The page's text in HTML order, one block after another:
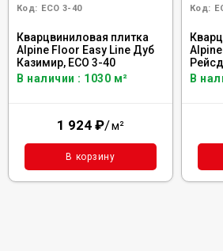
Код: ECO 3-40
Кварцвиниловая плитка
Alpine Floor Easy Line Дуб
Казимир, ЕСО 3-40
В наличии : 1030 м²
1 924 ₽/м²
В корзину
Код:
В